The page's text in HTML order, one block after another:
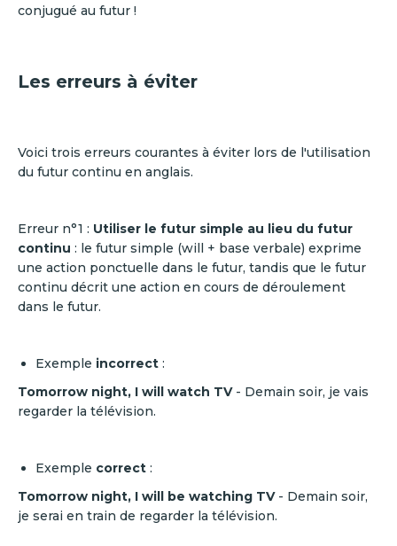
conjugué au futur !
Les erreurs à éviter
Voici trois erreurs courantes à éviter lors de l'utilisation
du futur continu en anglais.
Erreur n°1 : Utiliser le futur simple au lieu du futur
continu : le futur simple (will + base verbale) exprime
une action ponctuelle dans le futur, tandis que le futur
continu décrit une action en cours de déroulement
dans le futur.
Exemple incorrect :
Tomorrow night, I will watch TV- Demain soir, je vais
regarder la télévision.
Exemple correct :
Tomorrow night, I will be watching TV- Demain soir,
je serai en train de regarder la télévision.